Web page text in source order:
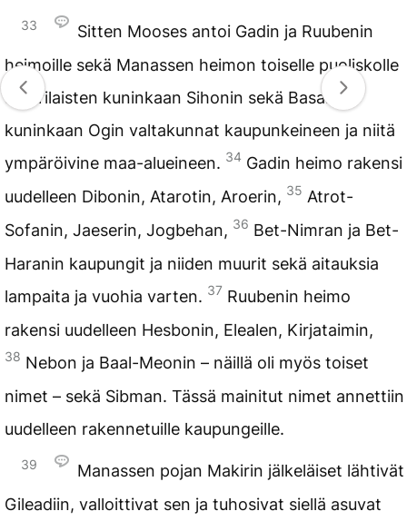
33
Sitten Mooses antoi Gadin ja Ruubenin
heimoille sekä Manassen heimon toiselle puoliskolle
amorilaisten kuninkaan Sihonin sekä Basanin
kuninkaan Ogin valtakunnat kaupunkeineen ja niitä
ympäröivine maa-alueineen. 34 Gadin heimo rakensi
uudelleen Dibonin, Atarotin, Aroerin, 35 Atrot-
Sofanin, Jaeserin, Jogbehan, 36 Bet-Nimran ja Bet-
Haranin kaupungit ja niiden muurit sekä aitauksia
lampaita ja vuohia varten. 37 Ruubenin heimo
rakensi uudelleen Hesbonin, Elealen, Kirjataimin,
38 Nebon ja Baal-Meonin – näillä oli myös toiset
nimet – sekä Sibman. Tässä mainitut nimet annettiin
uudelleen rakennetuille kaupungeille.
39
Manassen pojan Makirin jälkeläiset lähtivät
Gileadiin, valloittivat sen ja tuhosivat siellä asuvat